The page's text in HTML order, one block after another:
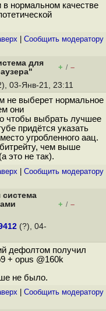
нормальном качестве
Cообщить модератору
для
+ / –
03-Янв-21, 23:11
не выберет нормальное
они
чтобы выбрать лучшее
придётся указать
угробленного аац.
чем выше
это не так).
Cообщить модератору
система
+ / –
(?), 04-
дефолтом получил
+ opus @160k
не было.
Cообщить модератору